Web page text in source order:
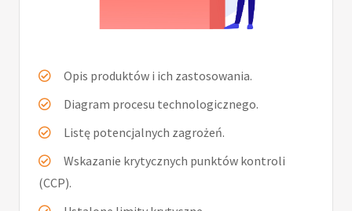
Opis produktów i ich zastosowania.
Diagram procesu technologicznego.
Listę potencjalnych zagrożeń.
Wskazanie krytycznych punktów kontroli
(CCP).